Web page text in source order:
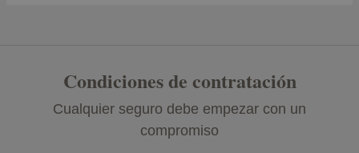
Condiciones de contratación
Cualquier seguro debe empezar con un
compromiso